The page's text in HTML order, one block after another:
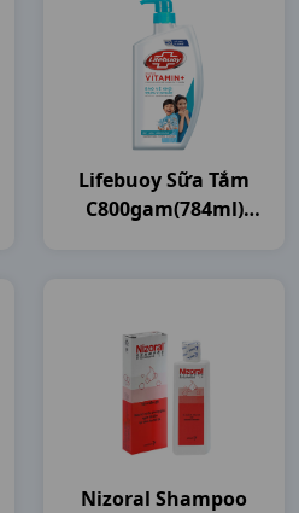
Lifebuoy Sữa Tắm
C800gam(784ml)
Nizoral Shampoo